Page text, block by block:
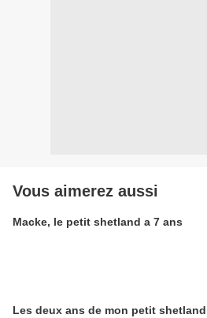
Vous aimerez aussi
Macke, le petit shetland a 7 ans
Les deux ans de mon petit shetland